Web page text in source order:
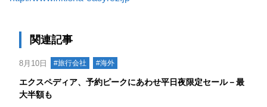
関連記事
8月10日 #旅行会社 #海外
エクスペディア、予約ピークにあわせ平日夜限定セール－最
大半額も